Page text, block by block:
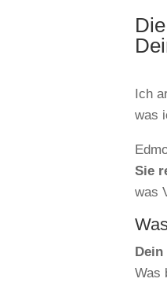
Ich
was
Sie
was
Was